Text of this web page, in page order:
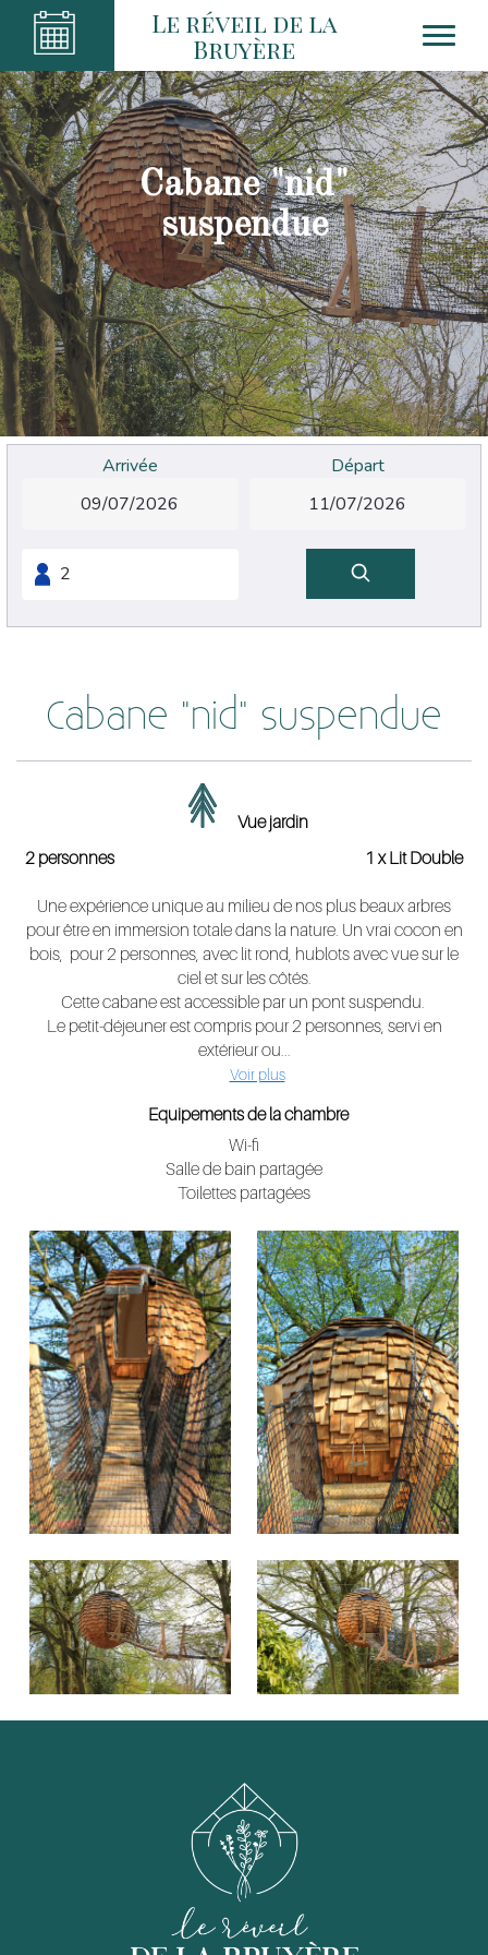
Le réveil de la
Bruyère
Cabane "nid"
suspendue
Arrivée Départ
Cabane "nid" suspendue
Vue jardin
2 personnes
1 x Lit Double
Une expérience unique au milieu de nos plus beaux arbres
pour être en immersion totale dans la nature. Un vrai cocon en
bois, pour 2 personnes, avec lit rond, hublots avec vue sur le
ciel et sur les côtés.
Cette cabane est accessible par un pont suspendu.
Le petit-déjeuner est compris pour 2 personnes, servi en
extérieur ou...
Voir plus
Equipements de la chambre
Wi-fi
Salle de bain partagée
Toilettes partagées